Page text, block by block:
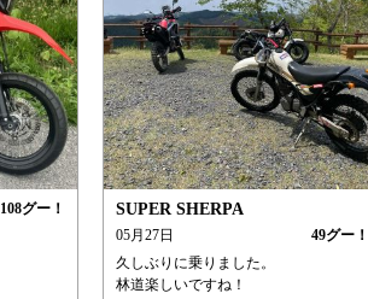
108グー！
SUPER SHERPA
05月27日 49グー！
久しぶりに乗りました。
林道楽しいですね！